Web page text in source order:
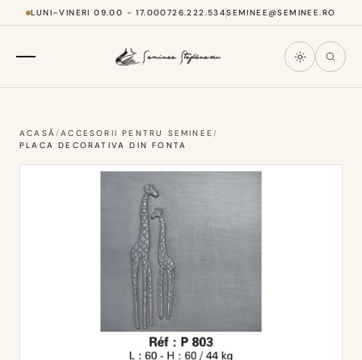
LUNI–VINERI 09.00 - 17.000726.222.534SEMINEE@SEMINEE.RO
ACASĂ/ACCESORII PENTRU SEMINEE/
PLACA DECORATIVA DIN FONTA